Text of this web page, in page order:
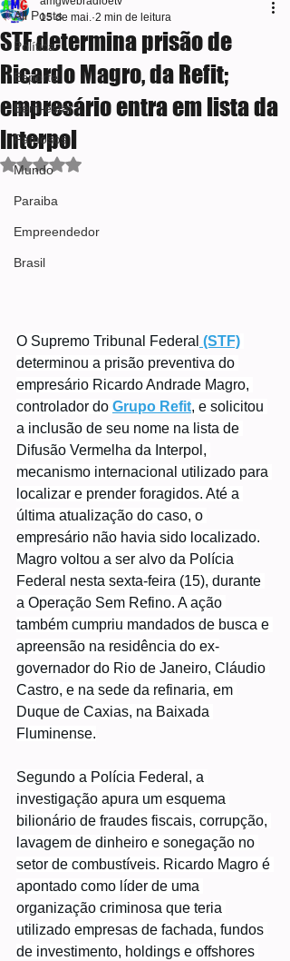
All Posts
Política
Esporte
Bem-estar
Famosos
Mundo
Paraiba
Empreendedor
Brasil
STF determina prisão de
Ricardo Magro, da Refit;
empresário entra em lista da
Interpol
15 de mai. 2 min de leitura
Avaliado com NaN de 5 estrelas.
O Supremo Tribunal Federal (STF)
determinou a prisão preventiva do
empresário Ricardo Andrade Magro,
controlador do Grupo Refit, e solicitou
a inclusão de seu nome na lista de
Difusão Vermelha da Interpol,
mecanismo internacional utilizado para
localizar e prender foragidos. Até a
última atualização do caso, o
empresário não havia sido localizado.
Magro voltou a ser alvo da Polícia
Federal nesta sexta-feira (15), durante
a Operação Sem Refino. A ação
também cumpriu mandados de busca e
apreensão na residência do ex-
governador do Rio de Janeiro, Cláudio
Castro, e na sede da refinaria, em
Duque de Caxias, na Baixada
Fluminense.
Segundo a Polícia Federal, a
investigação apura um esquema
bilionário de fraudes fiscais, corrupção,
lavagem de dinheiro e sonegação no
setor de combustíveis. Ricardo Magro é
apontado como líder de uma
organização criminosa que teria
utilizado empresas de fachada, fundos
de investimento, holdings e offshores